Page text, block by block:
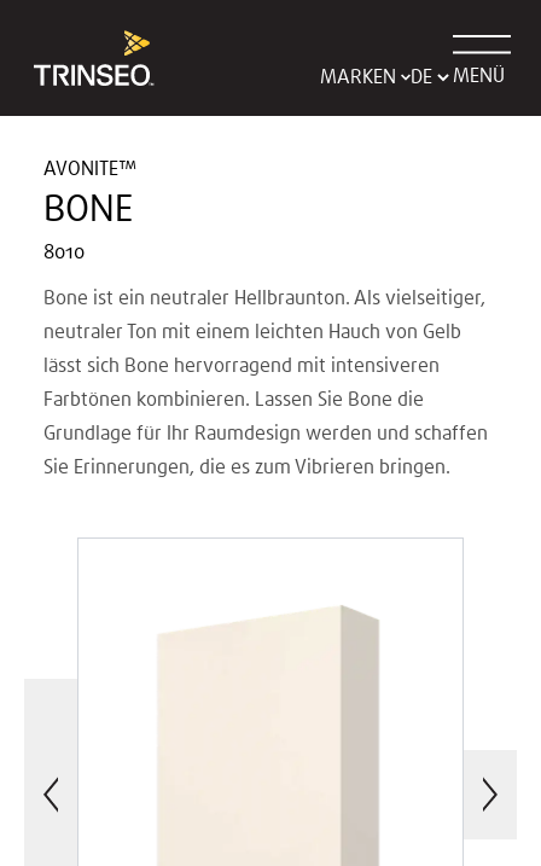
MARKEN MENÜ
AVONITE™
BONE
8010
Bone ist ein neutraler Hellbraunton. Als vielseitiger,
neutraler Ton mit einem leichten Hauch von Gelb
lässt sich Bone hervorragend mit intensiveren
Farbtönen kombinieren. Lassen Sie Bone die
Grundlage für Ihr Raumdesign werden und schaffen
Sie Erinnerungen, die es zum Vibrieren bringen.